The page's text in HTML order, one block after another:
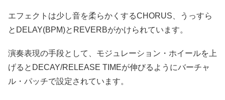
エフェクトは少し音を柔らかくするCHORUS、うっすら
とDELAY(BPM)とREVERBがかけられています。
演奏表現の手段として、モジュレーション・ホイールを上
げるとDECAY/RELEASE TIMEが伸びるようにバーチャ
ル・パッチで設定されています。